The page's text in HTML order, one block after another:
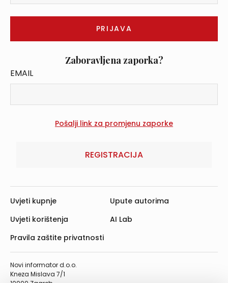
Zaboravljena zaporka?
EMAIL
REGISTRACIJA
Novi informator d.o.o.
Kneza Mislava 7/1
Uvjeti kupnje
Uvjeti korištenja
Pravila zaštite privatnosti
Upute autorima
AI Lab